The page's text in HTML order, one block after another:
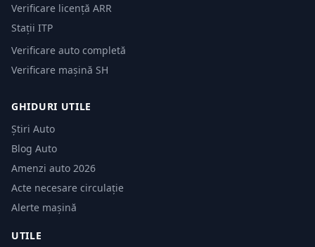
Verificare licență ARR
Stații ITP
Verificare auto completă
Verificare mașină SH
GHIDURI UTILE
Știri Auto
Blog Auto
Amenzi auto 2026
Acte necesare circulație
Alerte mașină
UTILE